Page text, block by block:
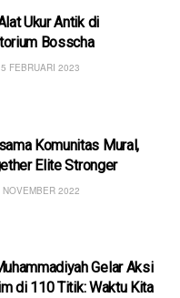
Ukur Antik di
Bosscha
FEBRUARI 2023
Komunitas Mural,
Elite Stronger
NOVEMBER 2022
Gelar Aksi
di 110 Titik: Waktu Kita